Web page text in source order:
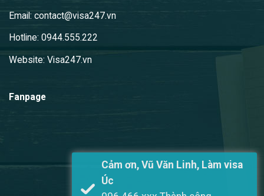
Email: contact@visa247.vn
Hotline: 0944.555.222
Website: Visa247.vn
Fanpage
Cảm ơn, Vũ Văn Linh, Làm visa
Úc